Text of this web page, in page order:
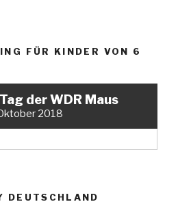
FÜR KINDER VON 6
der WDR Maus
2018
DEUTSCHLAND